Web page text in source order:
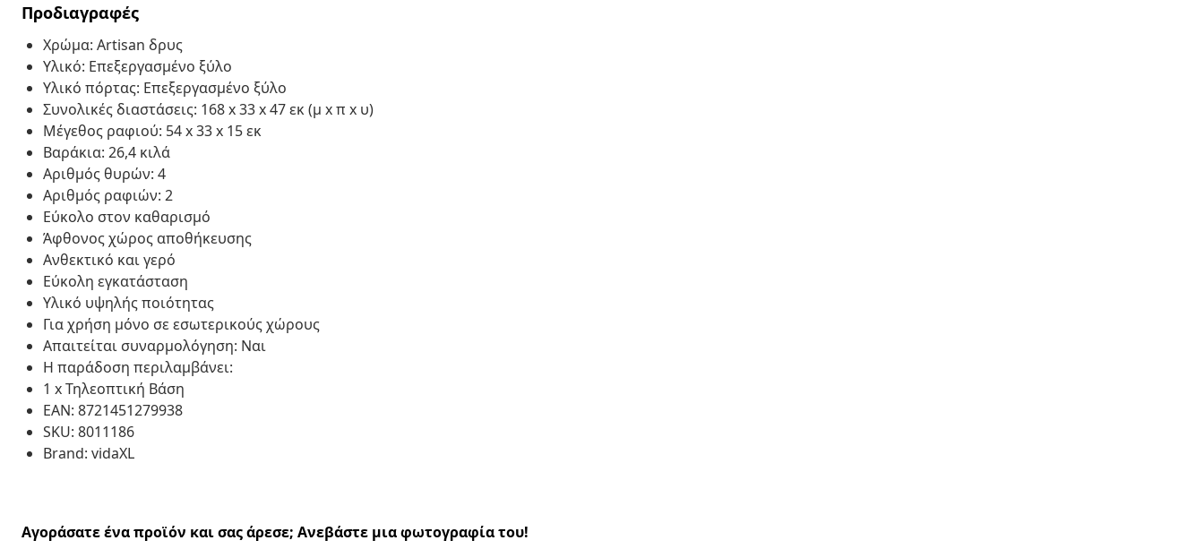
Προδιαγραφές
Χρώμα: Artisan δρυς
Υλικό: Επεξεργασμένο ξύλο
Υλικό πόρτας: Επεξεργασμένο ξύλο
Συνολικές διαστάσεις: 168 x 33 x 47 εκ (μ x π x υ)
Μέγεθος ραφιού: 54 x 33 x 15 εκ
Βαράκια: 26,4 κιλά
Αριθμός θυρών: 4
Αριθμός ραφιών: 2
Εύκολο στον καθαρισμό
Άφθονος χώρος αποθήκευσης
Ανθεκτικό και γερό
Εύκολη εγκατάσταση
Υλικό υψηλής ποιότητας
Για χρήση μόνο σε εσωτερικούς χώρους
Απαιτείται συναρμολόγηση: Ναι
Η παράδοση περιλαμβάνει:
1 x Τηλεοπτική Βάση
EAN: 8721451279938
SKU: 8011186
Brand: vidaXL
Αγοράσατε ένα προϊόν και σας άρεσε; Ανεβάστε μια φωτογραφία του!